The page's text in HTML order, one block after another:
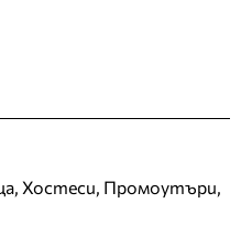
Хостеси, Промоутъри,